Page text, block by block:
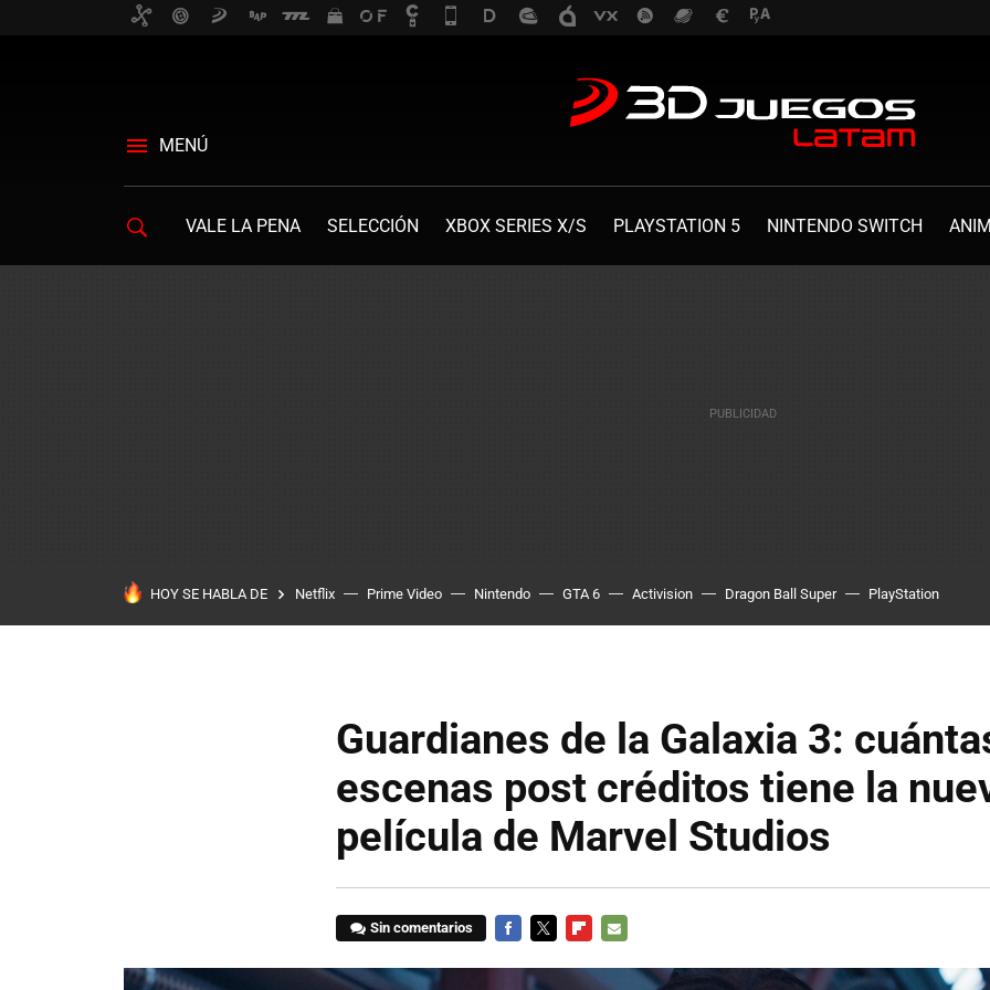
MENÚ
VALE LA PENA SELECCIÓN XBOX SERIES X/S PLAYSTATION 5 NINTENDO SWITCH
HOY SE HABLA DE Netflix Prime Video Nintendo GTA 6 Activision Dragon Ball Super PlayStation
Guardianes de la Galaxia 3:
escenas post créditos tiene la
película de Marvel Studios
Sin comentarios